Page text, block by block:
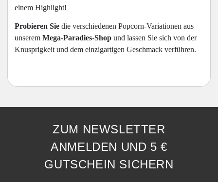
einem Highlight!
Probieren Sie die verschiedenen Popcorn-Variationen aus
unserem Mega-Paradies-Shop und lassen Sie sich von der
Knusprigkeit und dem einzigartigen Geschmack verführen.
ZUM NEWSLETTER
ANMELDEN UND 5 €
GUTSCHEIN SICHERN